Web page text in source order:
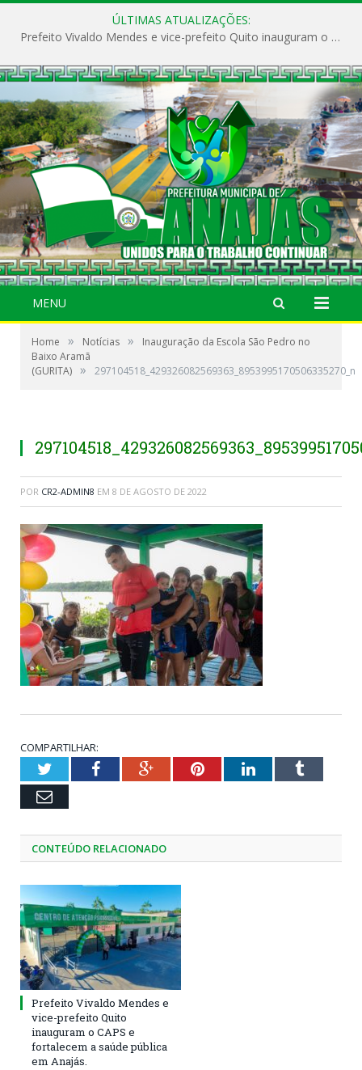
ÚLTIMAS ATUALIZAÇÕES:
Prefeito Vivaldo Mendes e vice-prefeito Quito inauguram o CAPS e fortalecem a saúde pública em Anajás.
MENU
Home » Notícias »
Inauguração da Escola São Pedro no
Baixo Aramã
(GURITA) » 297104518_429326082569363_8953995170506335270_n
POR CR2-ADMIN8 EM 8 DE AGOSTO DE 2022
COMPARTILHAR:
TwitterFacebookGoogle+PinterestLinkedInTumblr
Email
CONTEÚDO RELACIONADO
Prefeito Vivaldo Mendes e
vice-prefeito Quito
inauguram o CAPS e
fortalecem a saúde pública
em Anajás.